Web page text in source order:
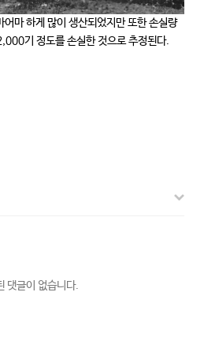
마 하게 많이 생산되었지만 또한 손실량
기 정도를 손실한 것으로 추정된다.
댓글이 없습니다.